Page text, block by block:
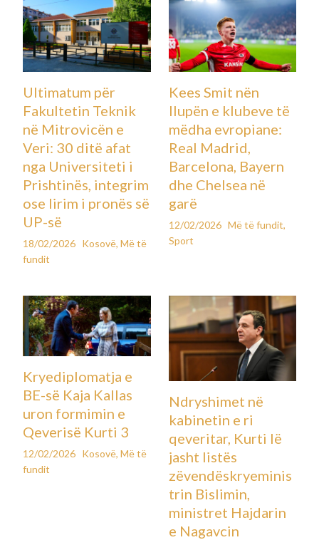
Ultimatum për
Fakultetin Teknik
në Mitrovicën e
Veri: 30 ditë afat
nga Universiteti i
Prishtinës, integrim
ose lirim i pronës së
UP-së
18/02/2026 Kosovë,Më të
fundit
Kees Smit nën
llupën e klubeve të
mëdha evropiane:
Real Madrid,
Barcelona, Bayern
dhe Chelsea në
garë
12/02/2026 Më të fundit,
Sport
Kryediplomatja e
BE-së Kaja Kallas
uron formimin e
Qeverisë Kurti 3
12/02/2026 Kosovë,Më të
fundit
Ndryshimet në
kabinetin e ri
qeveritar, Kurti lë
jasht listës
zëvendëskryeminis
trin Bislimin,
ministret Hajdarin
e Nagavcin